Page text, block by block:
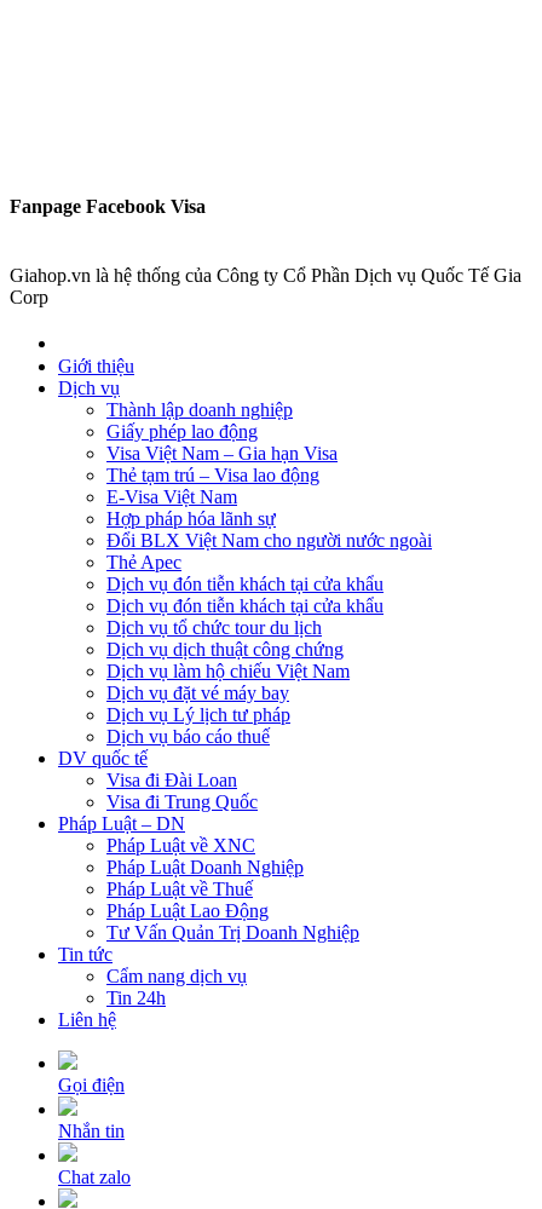
Fanpage Facebook Visa
Giahop.vn là hệ thống của Công ty Cổ Phần Dịch vụ Quốc Tế Gia
Corp
Giới thiệu
Dịch vụ
Thành lập doanh nghiệp
Giấy phép lao động
Visa Việt Nam – Gia hạn Visa
Thẻ tạm trú – Visa lao động
E-Visa Việt Nam
Hợp pháp hóa lãnh sự
Đổi BLX Việt Nam cho người nước ngoài
Thẻ Apec
Dịch vụ đón tiễn khách tại cửa khẩu
Dịch vụ đón tiễn khách tại cửa khẩu
Dịch vụ tổ chức tour du lịch
Dịch vụ dịch thuật công chứng
Dịch vụ làm hộ chiếu Việt Nam
Dịch vụ đặt vé máy bay
Dịch vụ Lý lịch tư pháp
Dịch vụ báo cáo thuế
DV quốc tế
Visa đi Đài Loan
Visa đi Trung Quốc
Pháp Luật – DN
Pháp Luật về XNC
Pháp Luật Doanh Nghiệp
Pháp Luật về Thuế
Pháp Luật Lao Động
Tư Vấn Quản Trị Doanh Nghiệp
Tin tức
Cẩm nang dịch vụ
Tin 24h
Liên hệ
Gọi điện
Nhắn tin
Chat zalo